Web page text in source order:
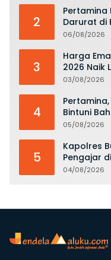
2
Pertamina
Darurat di
Risiko
06/08/2026
3
Harga
2026 Naik
Juta
03/08/2026
4
Pertamina,
Bintuni
dan LPG
05/08/2026
5
Kapolres
Pengajar
Hukum
04/08/2026